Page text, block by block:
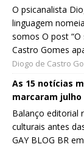
O psicanalista
linguagem
somos O post
Castro Gomes
Diogo de Castro
As 15 notícias
marcaram julho
Balanço editorial
culturais antes
GAY BLOG BR